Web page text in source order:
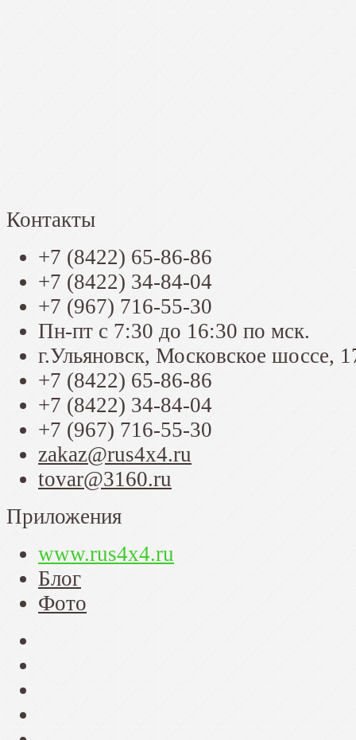
Контакты
+7 (8422) 65-86-86
+7 (8422) 34-84-04
+7 (967) 716-55-30
Пн-пт с 7:30 до 16:30 по мск.
г.Ульяновск, Московское шоссе,
+7 (8422) 65-86-86
+7 (8422) 34-84-04
+7 (967) 716-55-30
zakaz@rus4x4.ru
tovar@3160.ru
Приложения
www.rus4x4.ru
Блог
Фото